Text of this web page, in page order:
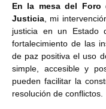
En la mesa del Foro
Justicia , mi
justicia en un Estado
fortalecimiento de las
de paz positiva el uso
simple, accesible y
pueden facilitar la
resolución de conflictos.